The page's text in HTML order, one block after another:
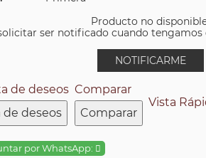
Producto no
ser notificado cuando
NOTIFICARME
de deseos
de deseos
Comparar
Comparar
Vista
por WhatsApp: